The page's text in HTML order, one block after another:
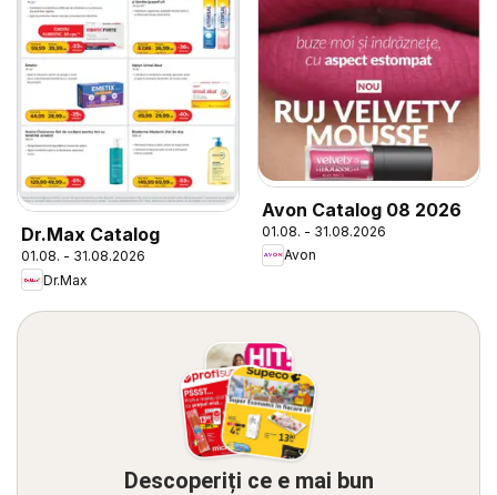
Dr.Max Catalog
01.08. - 31.08.2026
Dr.Max
Avon Catalog 08 2026
01.08. - 31.08.2026
Avon
Descoperiți ce e mai bun